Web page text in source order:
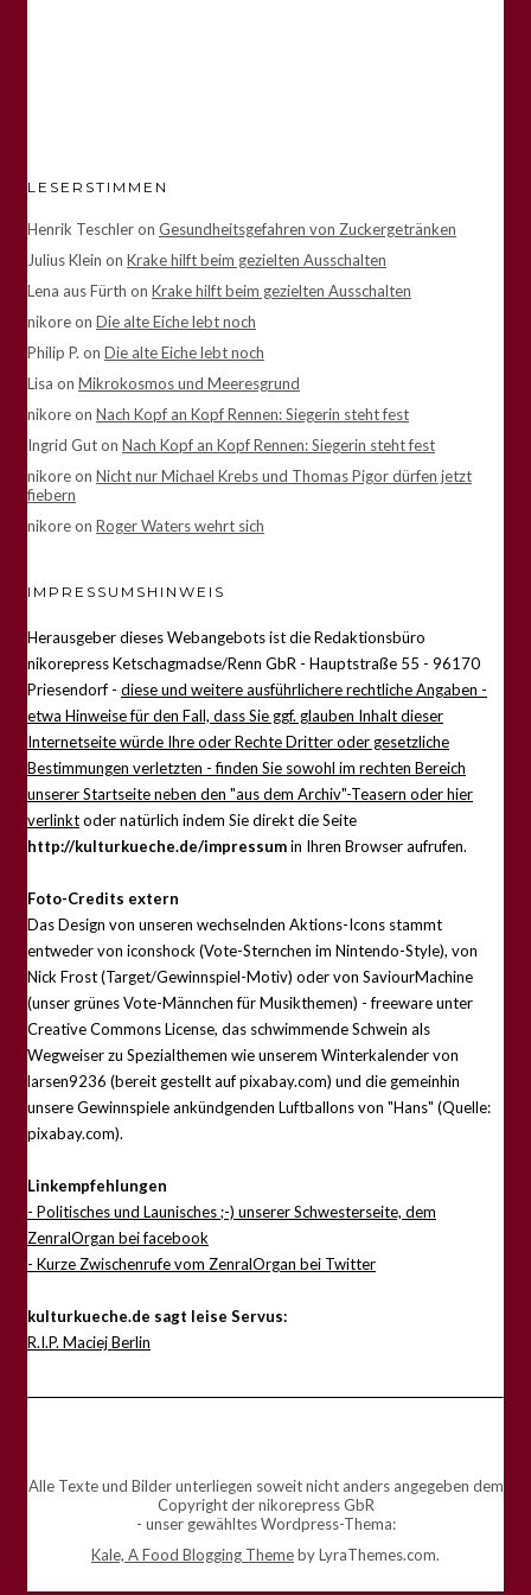
LESERSTIMMEN
Henrik Teschleron Gesundheitsgefahren von Zuckergetränken
Julius Klein on Krake hilft beim gezielten Ausschalten
Lena aus Fürth on Krake hilft beim gezielten Ausschalten
nikoreon Die alte Eiche lebt noch
Philip P. on Die alte Eiche lebt noch
Lisa on Mikrokosmos und Meeresgrund
nikoreon Nach Kopf an Kopf Rennen: Siegerin steht fest
Ingrid Guton Nach Kopf an Kopf Rennen: Siegerin steht fest
nikoreon Nicht nur Michael Krebs und Thomas Pigor dürfen jetzt
fiebern
nikoreon Roger Waters wehrt sich
IMPRESSUMSHINWEIS
Herausgeber dieses Webangebots ist die Redaktionsbüro
nikorepress Ketschagmadse/Renn GbR - Hauptstraße 55 - 96170
Priesendorf - diese und weitere ausführlichere rechtliche Angaben -
etwa Hinweise für den Fall, dass Sie ggf. glauben Inhalt dieser
Internetseite würde Ihre oder Rechte Dritter oder gesetzliche
Bestimmungen verletzten - finden Sie sowohl im rechten Bereich
unserer Startseite neben den "aus dem Archiv"-Teasern oder hier
verlinktoder natürlich indem Sie direkt die Seite
http://kulturkueche.de/impressumin Ihren Browser aufrufen.
Foto-Credits extern
Das Design von unseren wechselnden Aktions-Icons stammt
entweder von iconshock (Vote-Sternchen im Nintendo-Style), von
Nick Frost (Target/Gewinnspiel-Motiv) oder von SaviourMachine
(unser grünes Vote-Männchen für Musikthemen) - freeware unter
Creative Commons License, das schwimmende Schwein als
Wegweiser zu Spezialthemen wie unserem Winterkalender von
larsen9236 (bereit gestellt auf pixabay.com) und die gemeinhin
unsere Gewinnspiele ankündgenden Luftballons von "Hans" (Quelle:
pixabay.com).
Linkempfehlungen
- Politisches und Launisches ;-) unserer Schwesterseite, dem
ZenralOrgan bei facebook
- Kurze Zwischenrufe vom ZenralOrgan bei Twitter
kulturkueche.de sagt leise Servus:
R.I.P. Maciej Berlin
Alle Texte und Bilder unterliegen soweit nicht anders angegeben dem
Copyright der nikorepress GbR
- unser gewähltes Wordpress-Thema:
Kale, A Food Blogging Themeby LyraThemes.com.